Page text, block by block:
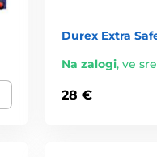
Durex Extra
Na zalogi,ve
28 €